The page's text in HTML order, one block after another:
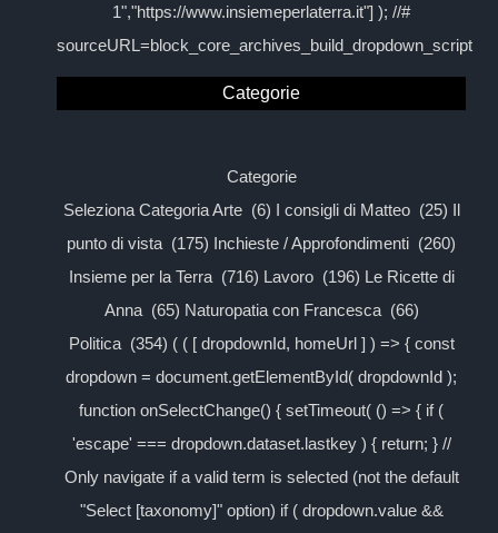
1","https://www.insiemeperlaterra.it"] ); //#
sourceURL=block_core_archives_build_dropdown_script
Categorie
Categorie
Seleziona Categoria Arte (6) I consigli di Matteo (25) Il
punto di vista (175) Inchieste / Approfondimenti (260)
Insieme per la Terra (716) Lavoro (196) Le Ricette di
Anna (65) Naturopatia con Francesca (66)
Politica (354) ( ( [ dropdownId, homeUrl ] ) => { const
dropdown = document.getElementById( dropdownId );
function onSelectChange() { setTimeout( () => { if (
'escape' === dropdown.dataset.lastkey ) { return; } //
Only navigate if a valid term is selected (not the default
"Select [taxonomy]" option) if ( dropdown.value &&